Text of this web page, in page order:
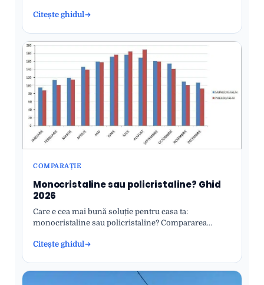
Citește ghidul
COMPARAȚIE
Monocristaline sau policristaline? Ghid
2026
Care e cea mai bună soluție pentru casa ta:
monocristaline sau policristaline? Compararea
Citește ghidul